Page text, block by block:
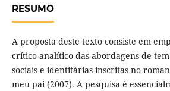
RESUMO
A proposta deste texto consiste em
crítico-analítico das abordagens de
sociais e identitárias inscritas no
meu pai (2007). A pesquisa é